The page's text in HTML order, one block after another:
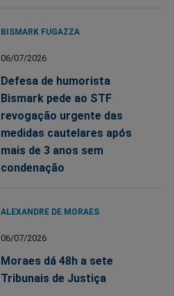
BISMARK FUGAZZA
06/07/2026
Defesa de humorista
Bismark pede ao STF
revogação urgente das
medidas cautelares após
mais de 3 anos sem
condenação
ALEXANDRE DE MORAES
06/07/2026
Moraes dá 48h a sete
Tribunais de Justiça